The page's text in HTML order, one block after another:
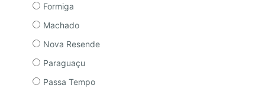
Formiga
Machado
Nova Resende
Paraguaçu
Passa Tempo